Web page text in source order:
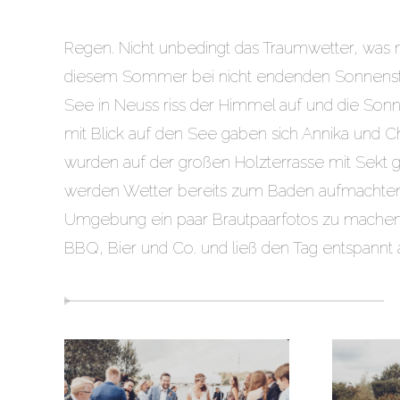
Regen. Nicht unbedingt das Traumwetter,
diesem Sommer bei nicht endenden
See in Neuss riss der Himmel auf und die
mit Blick auf den See gaben sich Annika und
wurden auf der großen Holzterrasse mit Sekt
werden Wetter bereits zum Baden
Umgebung ein paar Brautpaarfotos zu
BBQ, Bier und Co. und ließ den Tag entspannt